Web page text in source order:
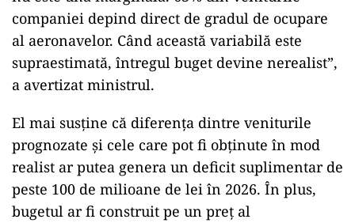
companiei depind direct de gradul de ocupare
al aeronavelor. Când această variabilă este
supraestimată, întregul buget devine nerealist”,
a avertizat ministrul.
El mai susține că diferența dintre veniturile
prognozate și cele care pot fi obținute în mod
realist ar putea genera un deficit suplimentar de
peste 100 de milioane de lei în 2026. În plus,
bugetul ar fi construit pe un preț al